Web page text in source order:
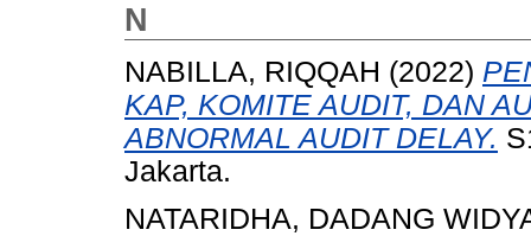
N
NABILLA, RIQQAH (2022)
KAP, KOMITE AUDIT, DAN
ABNORMAL AUDIT DELAY.
Jakarta.
NATARIDHA, DADANG